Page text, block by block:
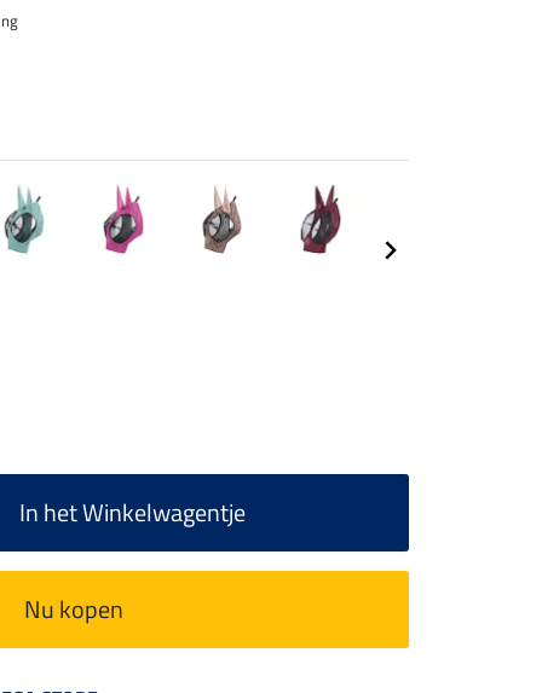
In het Winkelwagentje
Nu kopen